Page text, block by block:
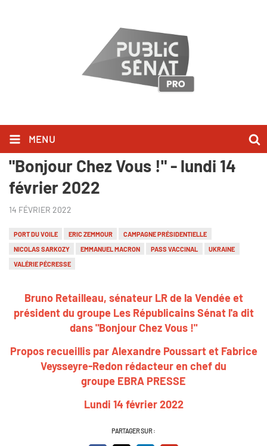
MENU
Bruno Retailleau l'a dit dans
"Bonjour Chez Vous !" - lundi 14
février 2022
14 FÉVRIER 2022
PORT DU VOILE ERIC ZEMMOUR
CAMPAGNE PRÉSIDENTIELLE
NICOLAS SARKOZY
EMMANUEL MACRON PASS VACCINAL
UKRAINE
VALÉRIE PÉCRESSE
Bruno Retailleau, sénateur LR de la Vendée et
président du groupe Les Républicains Sénat l'a dit
dans "Bonjour Chez Vous !"
Propos recueillis par Alexandre Poussart et Fabrice
Veysseyre-Redon rédacteur en chef du
groupe EBRA PRESSE
Lundi 14 février 2022
PARTAGER SUR :